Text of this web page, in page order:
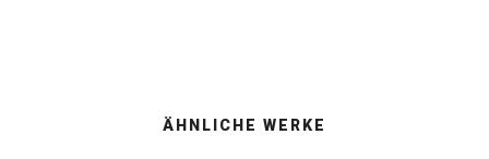
ÄHNLICHE WERKE